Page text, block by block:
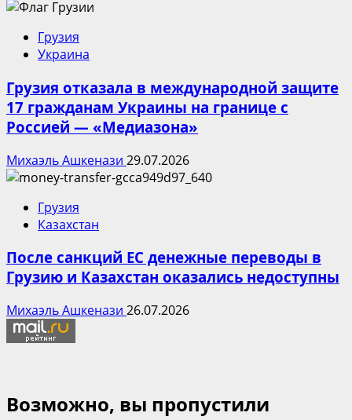
Грузия
Украина
Грузия отказала в международной защите
17 гражданам Украины на границе с
Россией — «Медиазона»
Михаэль Ашкенази 29.07.2026
Грузия
Казахстан
После санкций ЕС денежные переводы в
Грузию и Казахстан оказались недоступны
Михаэль Ашкенази 26.07.2026
Возможно, вы пропустили